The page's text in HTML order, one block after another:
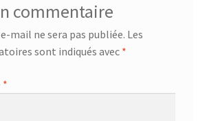
commentaire
mail ne sera pas publiée. Les
sont indiqués avec *
*